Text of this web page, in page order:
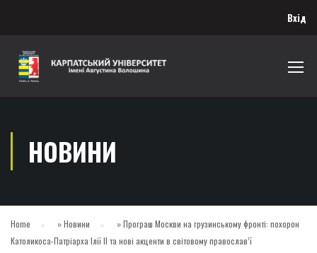
Вхід
НОВИНИ
Home »Новини »Програш Москви на грузинському фронті: похорон
Католикоса-Патріарха Ілії II та нові акценти в світовому православ’ї